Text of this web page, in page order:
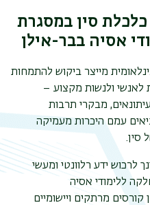
סין במסגרת
אסיה בבר-אילן
מייצר ביקוש להתמחות
לאנשי ולנשות מקצוע –
מבקרי תרבות
עמם היכרות מעמיקה
סין.
לרכוש ידע רלוונטי ומעשי
ללימודי אסיה
קורסים מרתקים ויישומיים